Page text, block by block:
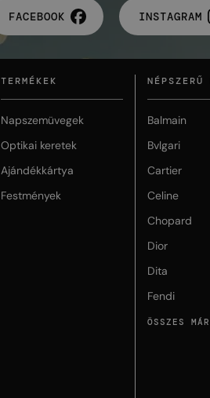
FACEBOOK INSTAGRAM
TERMÉKEK
Napszemüvegek
Optikai keretek
Ajándékkártya
Festmények
NÉPSZERŰ
Balmain
Bvlgari
Cartier
Celine
Chopard
Dior
Dita
Fendi
ÖSSZES